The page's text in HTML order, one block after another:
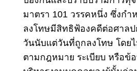
มาตรา 101 วรรคหนึ่ง ซึ่งกำ
ลงโทษมีสิทธิฟ้องคดีต่อศาลป
วันนับแต่วันที่ถูกลงโทษ โดย
ตามกฎหมาย ระเบียบ หรือข้